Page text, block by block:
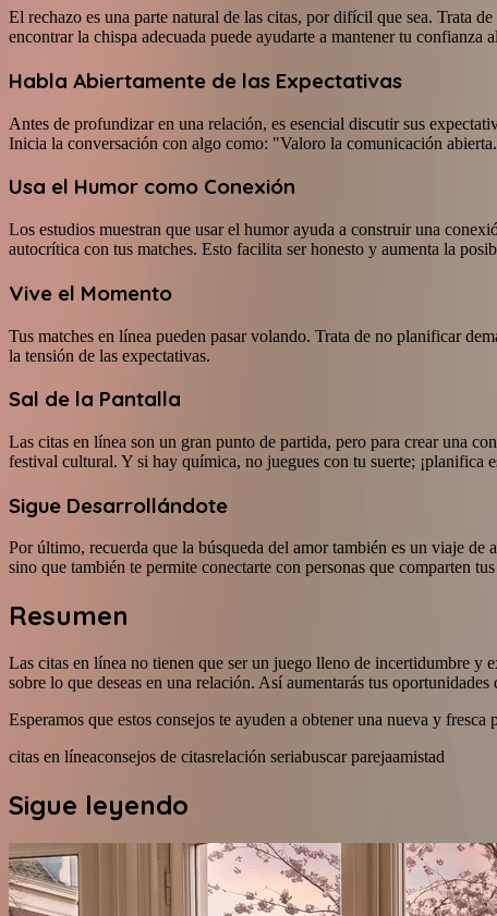
El rechazo es una parte natural de las citas, por difícil que sea. Trata
encontrar la chispa adecuada puede ayudarte a mantener tu confianza
Habla Abiertamente de las Expectativas
Antes de profundizar en una relación, es esencial discutir sus
Inicia la conversación con algo como: "Valoro la comunicación
Usa el Humor como Conexión
Los estudios muestran que usar el humor ayuda a construir una
autocrítica con tus matches. Esto facilita ser honesto y aumenta la
Vive el Momento
Tus matches en línea pueden pasar volando. Trata de no planificar
la tensión de las expectativas.
Sal de la Pantalla
Las citas en línea son un gran punto de partida, pero para crear una
festival cultural. Y si hay química, no juegues con tu suerte; ¡planifica
Sigue Desarrollándote
Por último, recuerda que la búsqueda del amor también es un viaje de
sino que también te permite conectarte con personas que comparten tus
Resumen
Las citas en línea no tienen que ser un juego lleno de incertidumbre y
sobre lo que deseas en una relación. Así aumentarás tus
Esperamos que estos consejos te ayuden a obtener una nueva y
citas en líneaconsejos de citasrelación seriabuscar parejaamistad
Sigue leyendo